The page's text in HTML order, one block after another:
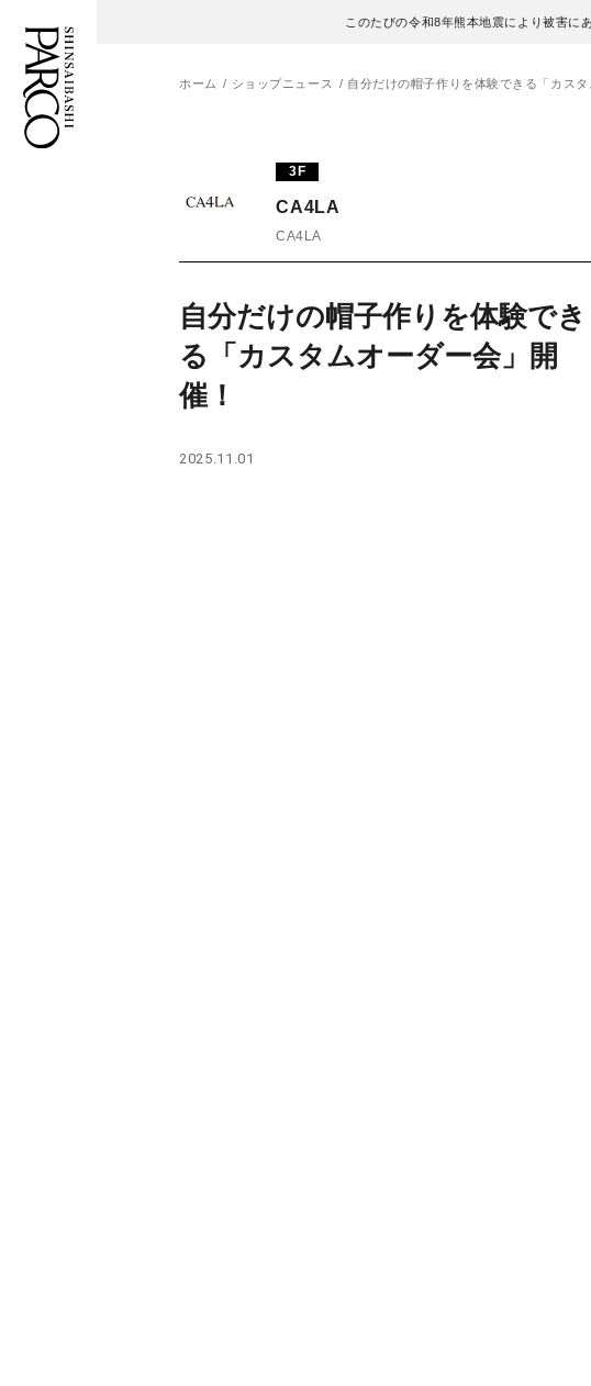
このたびの令和8年熊本地震により被害に
施設案内・アクセス
レストラン・カフェ
ภาษาไทย
ホーム ショップニュース 自分だけの帽子作りを体験できる「カスタ
3F
CA4LA
CA4LA
自分だけの帽子作りを体験でき
る「カスタムオーダー会」開
催！
2025.11.01